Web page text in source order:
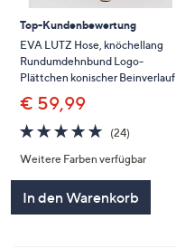
Top-Kundenbewertung
EVA LUTZ Hose, knöchellang
Rundumdehnbund Logo-
Plättchen konischer Beinverlauf
€ 59,99
4.7
von
5
(24)
Weitere Farben verfügbar
In den Warenkorb